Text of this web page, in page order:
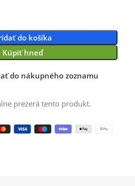
do košíka
Kúpiť hneď
do nákupného zoznamu
prezerá tento produkt.